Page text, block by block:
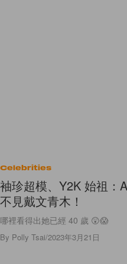
Celebrities
袖珍超模、Y2K 始祖：
不見戴文青木！
哪裡看得出她已經 40 歲 😲😱
By Polly Tsai/2023年3月21日